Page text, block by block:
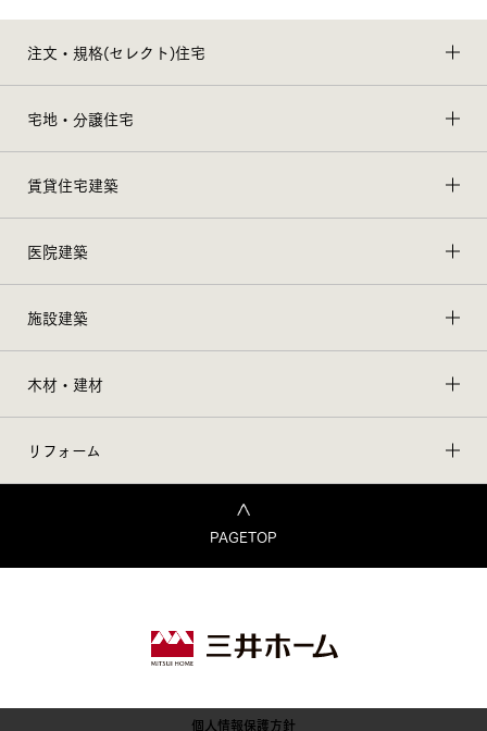
注文・規格(セレクト)住宅
宅地・分譲住宅
賃貸住宅建築
医院建築
施設建築
木材・建材
リフォーム
PAGETOP
個人情報保護方針